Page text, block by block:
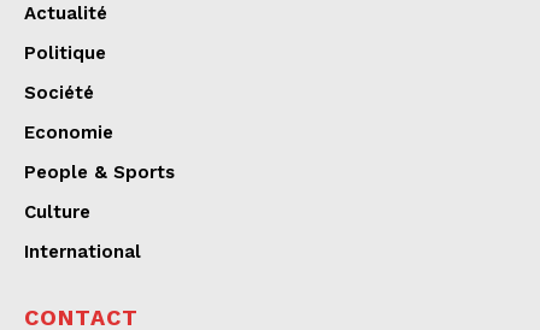
Actualité
Politique
Société
Economie
People & Sports
Culture
International
CONTACT